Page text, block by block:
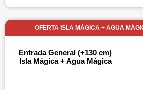
OFERTA ISLA MÁGICA + AGUA
Entrada General (+130 cm)
Isla Mágica + Agua Mágica